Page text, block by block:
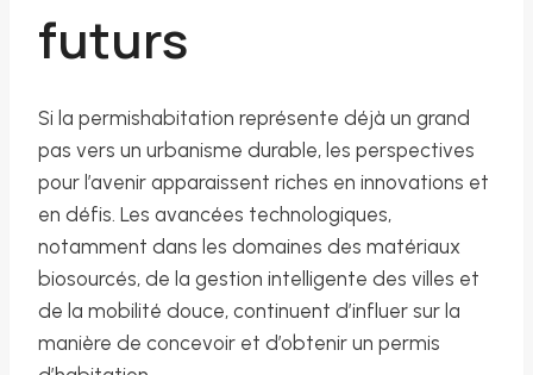
futurs
Si la permishabitation représente déjà un grand
pas vers un urbanisme durable, les perspectives
pour l’avenir apparaissent riches en innovations et
en défis. Les avancées technologiques,
notamment dans les domaines des matériaux
biosourcés, de la gestion intelligente des villes et
de la mobilité douce, continuent d’influer sur la
manière de concevoir et d’obtenir un permis